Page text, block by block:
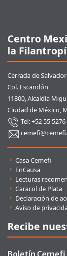
Centro
la
Cerrada de
Col. Escandón
11800, Alcaldía
Ciudad de México,
Tel: +52 55
Casa Cemefi
EnCausa
Lecturas
Caracol de Plata
Declaración de
Aviso de
Recibe